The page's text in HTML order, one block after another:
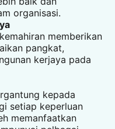
organisasi.
memberikan
pangkat,
kerjaya pada
kepada
setiap keperluan
memanfaatkan